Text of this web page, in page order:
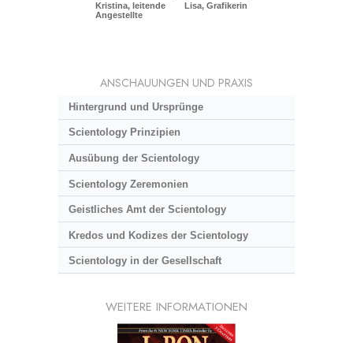
Kristina, leitende
Angestellte
Lisa, Grafikerin
ANSCHAUUNGEN UND PRAXIS
Hintergrund und Ursprünge
Scientology Prinzipien
Ausübung der Scientology
Scientology Zeremonien
Geistliches Amt der Scientology
Kredos und Kodizes der Scientology
Scientology in der Gesellschaft
WEITERE INFORMATIONEN